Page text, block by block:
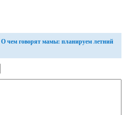
О чем говорят мамы: планируем летний